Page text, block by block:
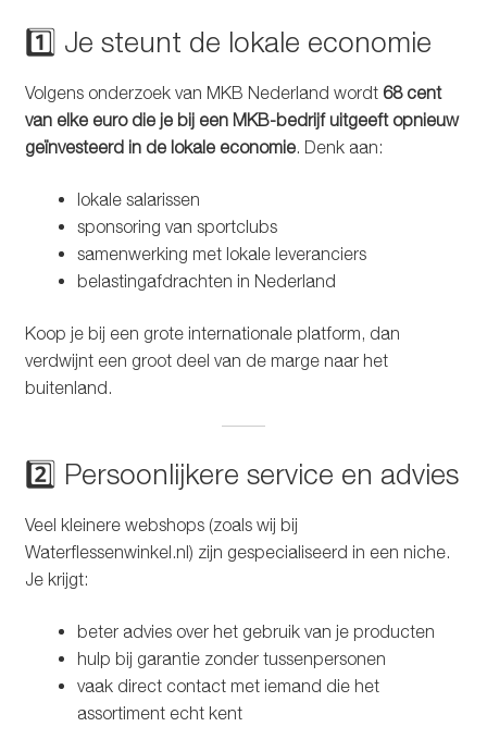
1️⃣ Je steunt de lokale economie
Volgens onderzoek van MKB Nederland wordt 68 cent
van elke euro die je bij een MKB-bedrijf uitgeeft opnieuw
geïnvesteerd in de lokale economie. Denk aan:
lokale salarissen
sponsoring van sportclubs
samenwerking met lokale leveranciers
belastingafdrachten in Nederland
Koop je bij een grote internationale platform, dan
verdwijnt een groot deel van de marge naar het
buitenland.
2️⃣ Persoonlijkere service en advies
Veel kleinere webshops (zoals wij bij
Waterflessenwinkel.nl) zijn gespecialiseerd in een niche.
Je krijgt:
beter advies over het gebruik van je producten
hulp bij garantie zonder tussenpersonen
vaak direct contact met iemand die het
assortiment echt kent